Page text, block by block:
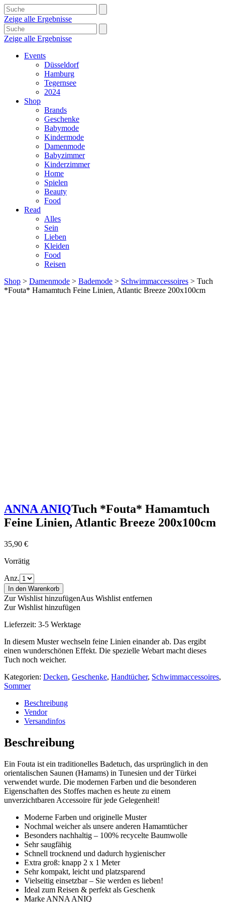
Zeige alle Ergebnisse
Zeige alle Ergebnisse
Events
Düsseldorf
Hamburg
Tegernsee
2024
Shop
Brands
Geschenke
Babymode
Kindermode
Damenmode
Babyzimmer
Kinderzimmer
Home
Spielen
Beauty
Food
Read
Alles
Sein
Lieben
Kleiden
Food
Reisen
Shop > Damenmode > Bademode > Schwimmaccessoires > Tuch
*Fouta* Hamamtuch Feine Linien, Atlantic Breeze 200x100cm
ANNA ANIQTuch *Fouta* Hamamtuch
Feine Linien, Atlantic Breeze 200x100cm
35,90 €
Vorrätig
Anz.
In den Warenkorb
Zur Wishlist hinzufügenAus Wishlist entfernen
Zur Wishlist hinzufügen
Lieferzeit: 3-5 Werktage
In diesem Muster wechseln feine Linien einander ab. Das ergibt
einen wunderschönen Effekt. Die spezielle Webart macht dieses
Tuch noch weicher.
Kategorien: Decken, Geschenke, Handtücher, Schwimmaccessoires,
Sommer
Beschreibung
Vendor
Versandinfos
Beschreibung
Ein Fouta ist ein traditionelles Badetuch, das ursprünglich in den
orientalischen Saunen (Hamams) in Tunesien und der Türkei
verwendet wurde. Die modernen Farben und die besonderen
Eigenschaften des Stoffes machen es heute zu einem
unverzichtbaren Accessoire für jede Gelegenheit!
Moderne Farben und originelle Muster
Nochmal weicher als unsere anderen Hamamtücher
Besonders nachhaltig – 100% recycelte Baumwolle
Sehr saugfähig
Schnell trocknend und dadurch hygienischer
Extra groß: knapp 2 x 1 Meter
Sehr kompakt, leicht und platzsparend
Vielseitig einsetzbar – Sie werden es lieben!
Ideal zum Reisen & perfekt als Geschenk
Marke ANNA ANIQ